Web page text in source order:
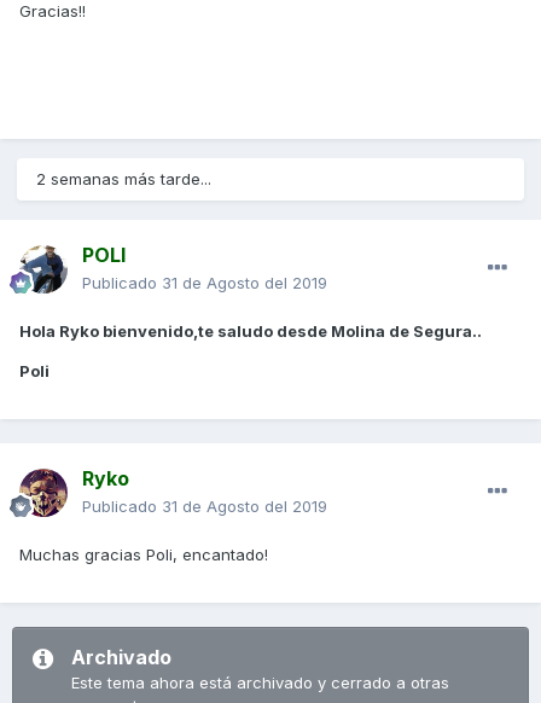
Gracias!!
2 semanas más tarde...
POLI
Publicado 31 de Agosto del 2019
Hola Ryko bienvenido,te saludo desde Molina de Segura..
Poli
Ryko
Publicado 31 de Agosto del 2019
Muchas gracias Poli, encantado!
Archivado
Este tema ahora está archivado y cerrado a otras